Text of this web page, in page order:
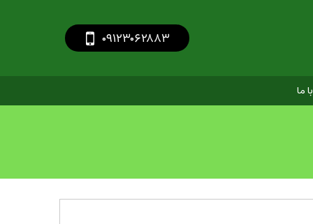
‎ ۰۹۱۲۳۰۶۲۸۸۳
ما